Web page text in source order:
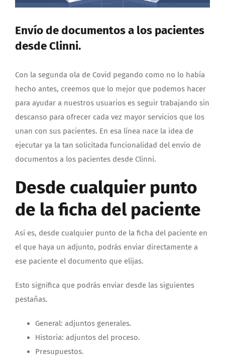
Envío de documentos a los pacientes
desde Clinni.
Con la segunda ola de Covid pegando como no lo había
hecho antes, creemos que lo mejor que podemos hacer
para ayudar a nuestros usuarios es seguir trabajando sin
descanso para ofrecer cada vez mayor servicios que los
unan con sus pacientes. En esa línea nace la idea de
ejecutar ya la tan solicitada funcionalidad del envío de
documentos a los pacientes desde Clinni.
Desde cualquier punto
de la ficha del paciente
Así es, desde cualquier punto de la ficha del paciente en
el que haya un adjunto, podrás enviar directamente a
ese paciente el documento que elijas.
Esto significa que podrás enviar desde las siguientes
pestañas.
General: adjuntos generales.
Historia: adjuntos del proceso.
Presupuestos.